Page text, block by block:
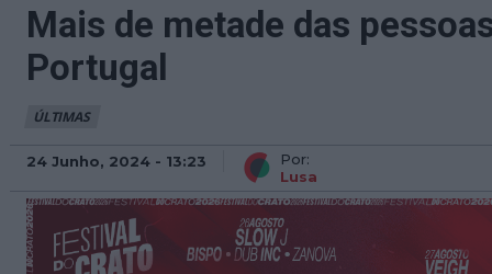
Mais de metade das
Portugal
ÚLTIMAS
24 Junho, 2024 - 13:23
Por:
Lusa